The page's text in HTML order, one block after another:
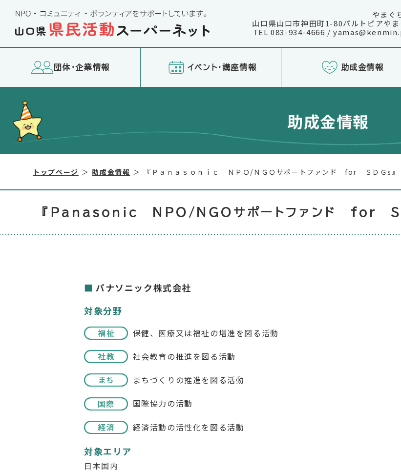
やまぐ
山口県山口市神田町1-80パルトピアや
TEL 083-934-4666 /
団体・企業情報 イベント・講座情報 助成金情報
助成金情報
トップページ 助成金情報 『Ｐａｎａｓｏｎｉｃ ＮＰＯ/ＮＧＯサポートファンド for ＳＤＧs』
『Ｐａｎａｓｏｎｉｃ ＮＰＯ/ＮＧＯサポートファンド for
パナソニック株式会社
対象分野
保健、医療又は福祉の増進を図る活動
社会教育の推進を図る活動
まちづくりの推進を図る活動
国際協力の活動
経済活動の活性化を図る活動
対象エリア
日本国内